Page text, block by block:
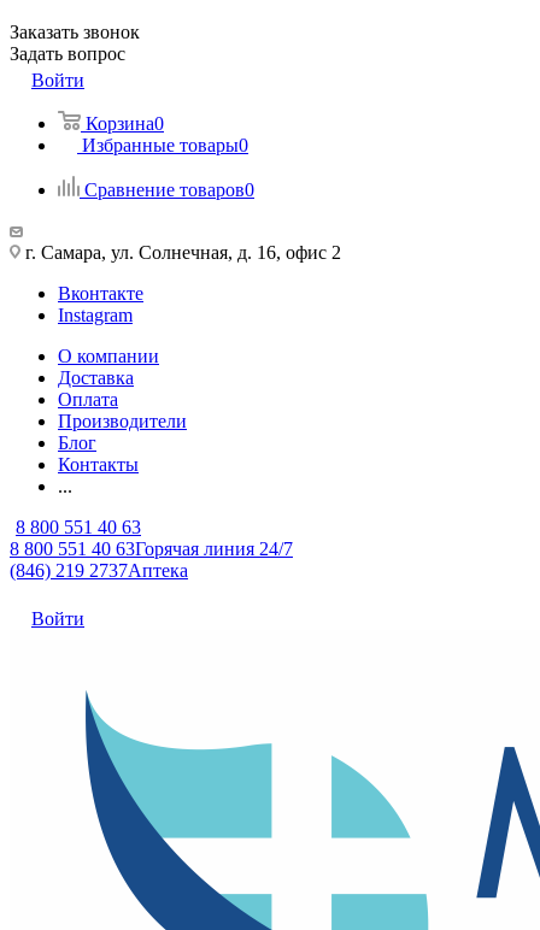
Заказать звонок
Задать вопрос
Войти
Корзина0
Избранные товары0
Сравнение товаров0
г. Самара, ул. Солнечная, д. 16, офис 2
Вконтакте
Instagram
О компании
Доставка
Оплата
Производители
Блог
Контакты
...
8 800 551 40 63
8 800 551 40 63Горячая линия 24/7
(846) 219 2737Аптека
Войти